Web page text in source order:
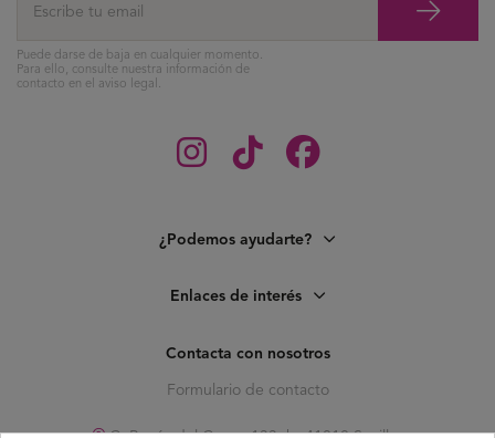
¿Podemos ayudarte?
Enlaces de interés
Contacta con nosotros
Formulario de contacto
Puede darse de baja en cualquier momento.
Para ello, consulte nuestra información de
contacto en el aviso legal.